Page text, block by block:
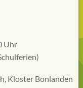
Uhr
Kloster Bonlanden